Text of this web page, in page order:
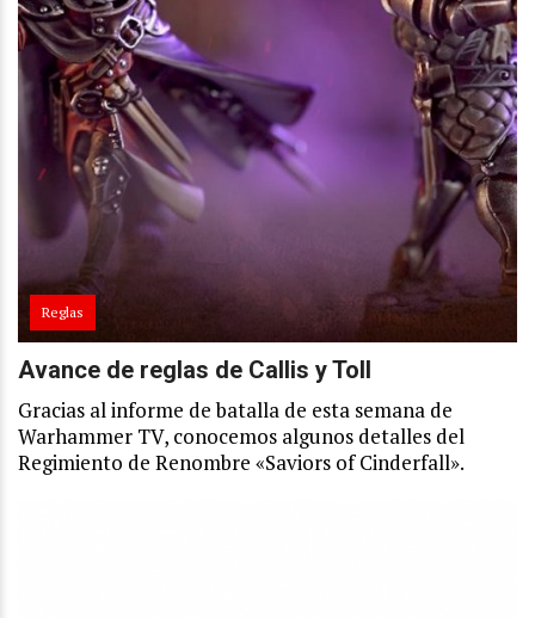
Reglas
Avance de reglas de Callis y Toll
Gracias al informe de batalla de esta semana de
Warhammer TV, conocemos algunos detalles del
Regimiento de Renombre «Saviors of Cinderfall».